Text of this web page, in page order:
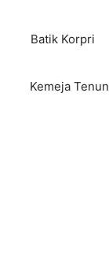
Batik Korpri
Kemeja Tenun